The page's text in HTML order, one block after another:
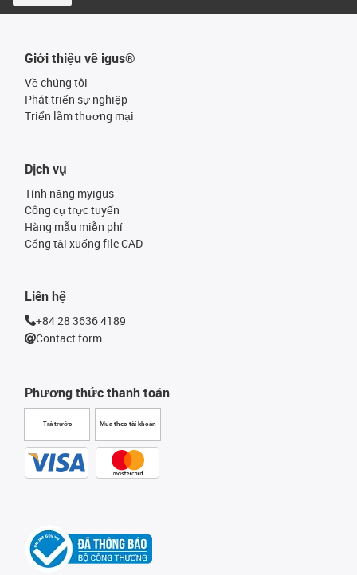
Giới thiệu về igus®
Về chúng tôi
Phát triển sự nghiệp
Triển lãm thương mại
Phương thức thanh toán
Trả trước Mua theo tài khoản
Dịch vụ
Tính năng myigus
Công cụ trực tuyến
Hàng mẫu miễn phí
Cổng tải xuống file CAD
Liên hệ
+84 28 3636 4189
Contact form